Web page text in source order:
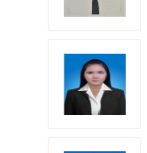
K.Earth